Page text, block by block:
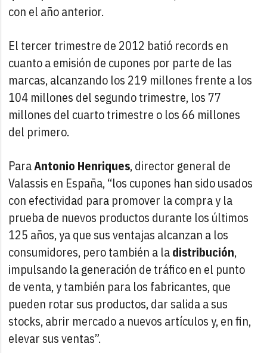
con el año anterior.
El tercer trimestre de 2012 batió records en
cuanto a emisión de cupones por parte de las
marcas, alcanzando los 219 millones frente a los
104 millones del segundo trimestre, los 77
millones del cuarto trimestre o los 66 millones
del primero.
ParaAntonio Henriques, director general de
Valassis en España, “los cupones han sido usados
con efectividad para promover la compra y la
prueba de nuevos productos durante los últimos
125 años, ya que sus ventajas alcanzan a los
consumidores, pero también a ladistribución,
impulsando la generación de tráfico en el punto
de venta, y también para los fabricantes, que
pueden rotar sus productos, dar salida a sus
stocks, abrir mercado a nuevos artículos y, en fin,
elevar sus ventas”.